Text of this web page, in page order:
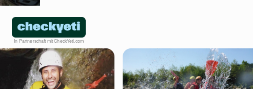
In Partnerschaft mit CheckYeti.com